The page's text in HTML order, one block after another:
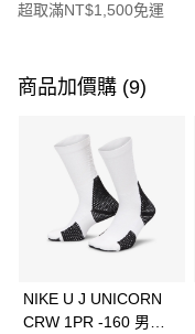
超取滿NT$1,500免運
信用卡一次付款
3 期 0 利率 每期
合作金庫商業銀行
華南商業銀行
上海商業儲蓄銀行
Apple Pay
全盈+PAY
商品加價購 (9)
NIKE U J UNICORN
CRW 1PR -160 男女